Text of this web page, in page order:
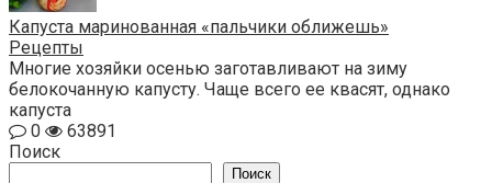
Капуста маринованная «пальчики оближешь»
Рецепты
Многие хозяйки осенью заготавливают на зиму
белокочанную капусту. Чаще всего ее квасят, однако
капуста
0
63891
Поиск
Поиск